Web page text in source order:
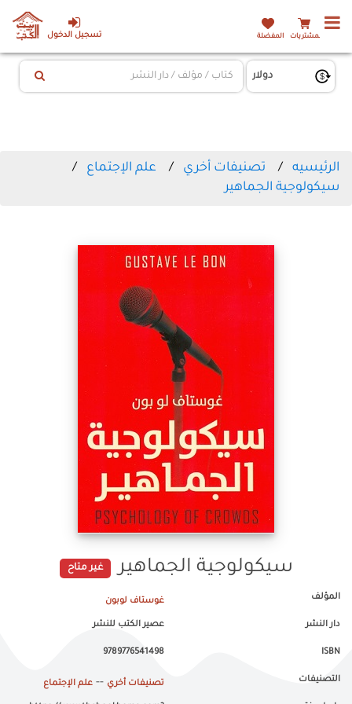
تسجيل الدخول المشتريات المفضلة
الرئيسيه تصنيفات أخري
علم الإجتماع
سيكولوجية الجماهير
سيكولوجية الجماهير غير متاح
المؤلف غوستاف لوبون
دار النشر عصير الكتب للنشر
ISBN
9789776541498
التصنيفات تصنيفات أخري -- علم الإجتماع